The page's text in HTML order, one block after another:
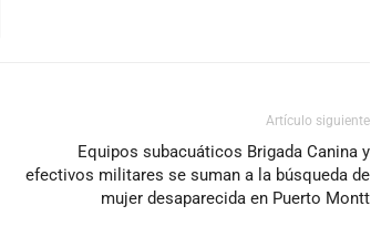
Artículo siguiente
Equipos subacuáticos Brigada Canina y
efectivos militares se suman a la búsqueda de
mujer desaparecida en Puerto Montt